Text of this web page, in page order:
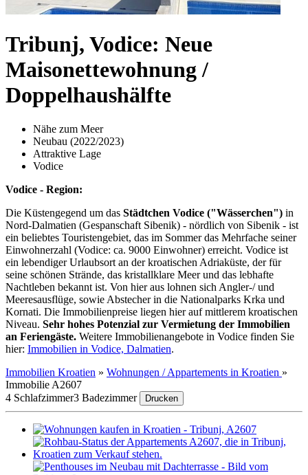
Tribunj, Vodice: Neue
Maisonettewohnung /
Doppelhaushälfte
Nähe zum Meer
Neubau (2022/2023)
Attraktive Lage
Vodice
Vodice - Region:
Die Küstengegend um das Städtchen Vodice ("Wässerchen") in
Nord-Dalmatien (Gespanschaft Sibenik) - nördlich von Sibenik - ist
ein beliebtes Touristengebiet, das im Sommer das Mehrfache seiner
Einwohnerzahl (Vodice: ca. 9000 Einwohner) erreicht. Vodice ist
ein lebendiger Urlaubsort an der kroatischen Adriaküste, der für
seine schönen Strände, das kristallklare Meer und das lebhafte
Nachtleben bekannt ist. Von hier aus lohnen sich Angler-/ und
Meeresausflüge, sowie Abstecher in die Nationalparks Krka und
Kornati. Die Immobilienpreise liegen hier auf mittlerem kroatischen
Niveau. Sehr hohes Potenzial zur Vermietung der Immobilien
an Feriengäste. Weitere Immobilienangebote in Vodice finden Sie
hier: Immobilien in Vodice, Dalmatien.
Immobilien Kroatien » Wohnungen / Appartements in Kroatien »
Immobilie A2607
4 Schlafzimmer3 Badezimmer Drucken